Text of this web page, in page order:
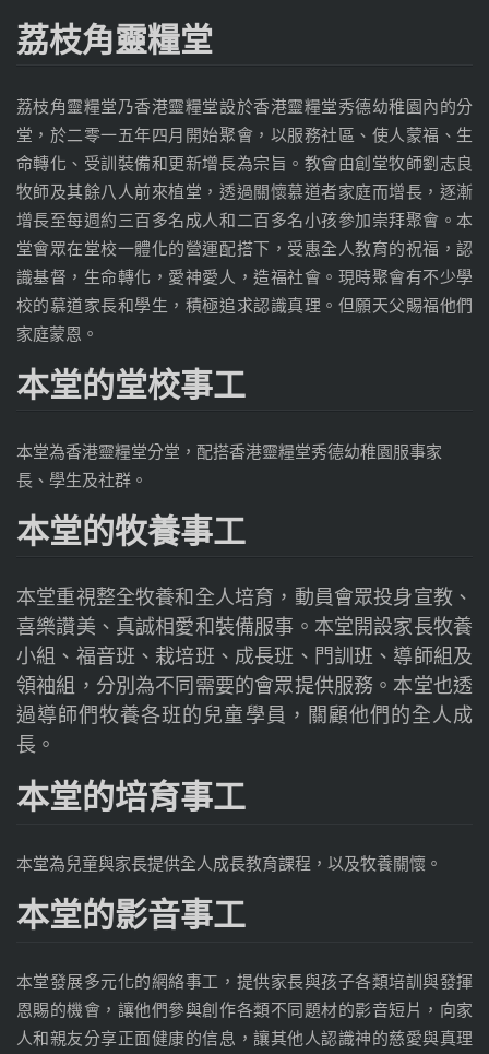
荔枝角靈糧堂
荔枝角靈糧堂乃香港靈糧堂設於香港靈糧堂秀德幼稚園內的分
堂，於二零一五年四月開始聚會，以服務社區、使人蒙福、生
命轉化、受訓裝備和更新增長為宗旨。 教會由創堂牧師劉志良
牧師及其餘八人前來植堂，透過關懷慕道者家庭而增長，逐漸
增長至每週約三百多名成人和二百多名小孩參加崇拜聚會。本
堂會眾在堂校一體化的營運配搭下，受惠全人教育的祝福，認
識基督，生命轉化，愛神愛人，造福社會。現時聚會有不少學
校的慕道家長和學生，積極追求認識真理。但願天父賜福他們
家庭蒙恩。
本堂的堂校事工
本堂為香港靈糧堂分堂，配搭香港靈糧堂秀德幼稚園服事家
長、學生及社群。
本堂的牧養事工
本堂重視整全牧養和全人培育，動員會眾投身宣教、
喜樂讚美、真誠相愛和裝備服事。本堂開設家長牧養
小組、福音班、栽培班、成長班、門訓班、導師組及
領袖組，分別為不同需要的會眾提供服務。本堂也透
過導師們牧養各班的兒童學員，關顧他們的全人成
長。
本堂的培育事工
本堂為兒童與家長提供全人成長教育課程，以及牧養關懷。
本堂的影音事工
本堂發展多元化的網絡事工，提供家長與孩子各類培訓與發揮
恩賜的機會，讓他們參與創作各類不同題材的影音短片，向家
人和親友分享正面健康的信息，讓其他人認識神的慈愛與真理